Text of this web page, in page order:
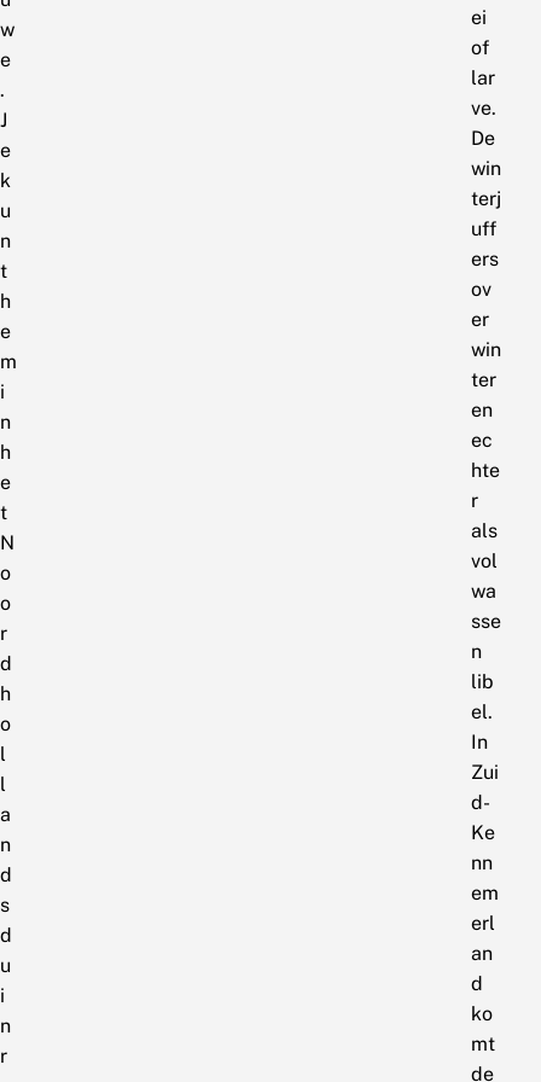
w
e
.
J
e
k
u
n
t
h
e
m
i
n
h
e
t
N
o
o
r
d
h
o
l
l
a
n
d
s
d
u
i
n
r
ei
of
lar
ve.
De
win
terj
uff
ers
ov
er
win
ter
en
ec
hte
r
als
vol
wa
sse
n
lib
el.
In
Zui
d-
Ke
nn
em
erl
an
d
ko
mt
de